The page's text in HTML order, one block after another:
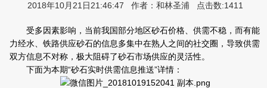
2018年10月21日21:46:47 作者：和林圣浦 点击数:1411
受多因素影响，当前我国部分地区砂石价格、供需不稳，而有能
力经水、铁路供应砂石的信息多集中在熟人之间的社交圈，导致供需
双方信息不对称，极大阻碍了砂石市场供应的灵活性。
下面为本期“砂石实时供需信息推送”详情：